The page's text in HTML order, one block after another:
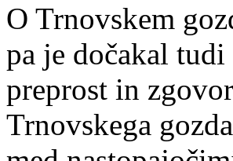
O Trnovskem
pa je dočakal
preprost in
Trnovskega